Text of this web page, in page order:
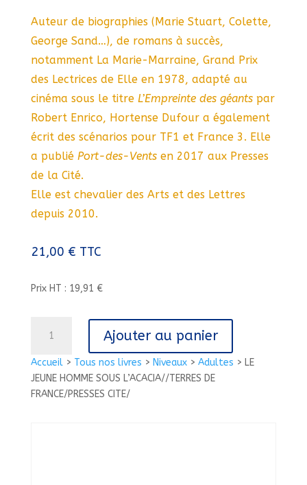
Accueil> Tous nos livres > Niveaux> Adultes > LE
JEUNE HOMME SOUS L’ACACIA//TERRES DE
FRANCE/PRESSES CITE/
Auteur de biographies (Marie Stuart, Colette,
George Sand…), de romans à succès,
notamment La Marie-Marraine, Grand Prix
des Lectrices de Elle en 1978, adapté au
cinéma sous le titre L’Empreinte des géants par
Robert Enrico, Hortense Dufour a également
écrit des scénarios pour TF1 et France 3. Elle
a publié Port-des-Vents en 2017 aux Presses
de la Cité.
Elle est chevalier des Arts et des Lettres
depuis 2010.
21,00 € TTC
Prix HT : 19,91 €
LE
JEUNE
HOMME
Ajouter au panier